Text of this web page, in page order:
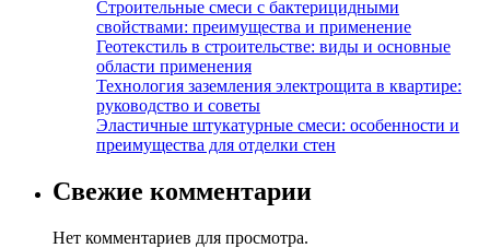
Строительные смеси с бактерицидными
свойствами: преимущества и применение
Геотекстиль в строительстве: виды и основные
области применения
Технология заземления электрощита в квартире:
руководство и советы
Эластичные штукатурные смеси: особенности и
преимущества для отделки стен
Свежие комментарии
Нет комментариев для просмотра.